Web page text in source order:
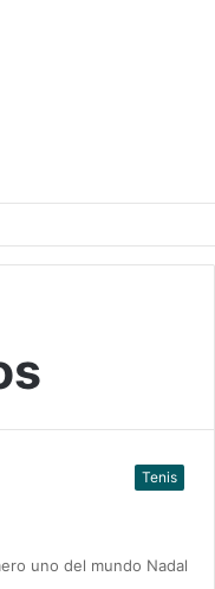
Tenis
uno del mundo Nadal